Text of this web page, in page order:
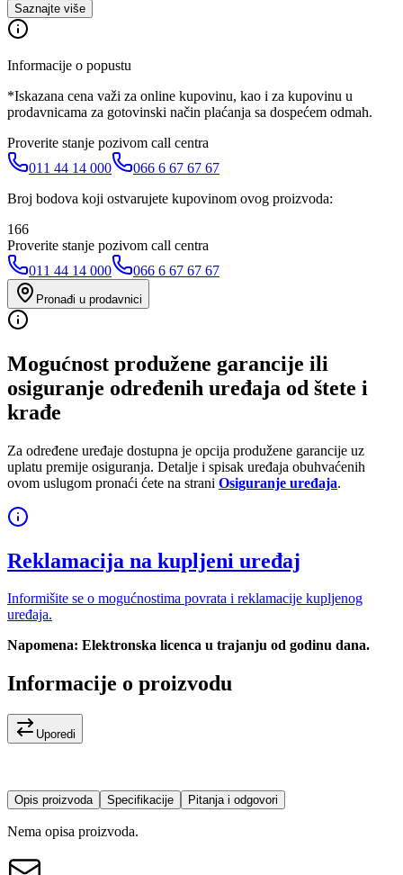
Saznajte više
Informacije o popustu
*Iskazana cena važi za online kupovinu, kao i za kupovinu u
prodavnicama za gotovinski način plaćanja sa dospećem odmah.
Proverite stanje pozivom call centra
011 44 14 000
066 6 67 67 67
Broj bodova koji ostvarujete kupovinom ovog proizvoda:
166
Proverite stanje pozivom call centra
011 44 14 000
066 6 67 67 67
Pronađi u prodavnici
Mogućnost produžene garancije ili
osiguranje određenih uređaja od štete i
krađe
Za određene uređaje dostupna je opcija produžene garancije uz
uplatu premije osiguranja. Detalje i spisak uređaja obuhvaćenih
ovom uslugom pronaći ćete na strani Osiguranje uređaja.
Reklamacija na kupljeni uređaj
Informišite se o mogućnostima povrata i reklamacije kupljenog
uređaja.
Napomena: Elektronska licenca u trajanju od godinu dana.
Informacije o proizvodu
Uporedi
Opis proizvoda Specifikacije Pitanja i odgovori
Nema opisa proizvoda.